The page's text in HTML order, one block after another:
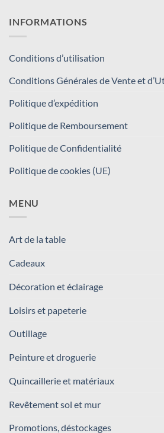
INFORMATIONS
Conditions d’utilisation
Conditions Générales de Vente et
Politique d’expédition
Politique de Remboursement
Politique de Confidentialité
Politique de cookies (UE)
MENU
Art de la table
Cadeaux
Décoration et éclairage
Loisirs et papeterie
Outillage
Peinture et droguerie
Quincaillerie et matériaux
Revêtement sol et mur
Promotions, déstockages